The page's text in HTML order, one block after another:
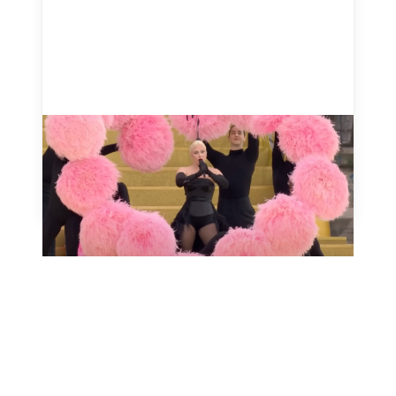
Mon truc en plumes - Zizi
Jeanmaire
July 28, 2024